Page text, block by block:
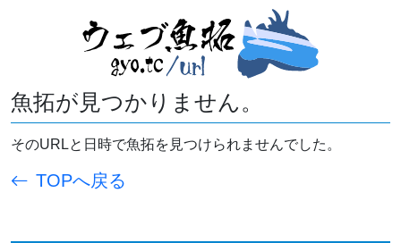
魚拓が見つかりません。
そのURLと日時で魚拓を見つけられませんでした。
TOPへ戻る